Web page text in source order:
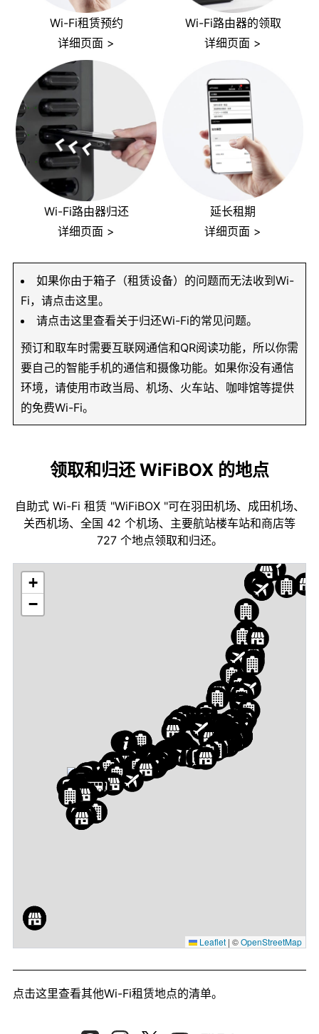
Wi-Fi租赁预约
详细页面 >
Wi-Fi路由器的领取
详细页面 >
Wi-Fi路由器归还
详细页面 >
延长租期
详细页面 >
如果你由于箱子（租赁设备）的问题而无法收到Wi-
Fi，请点击这里。
请点击这里查看关于归还Wi-Fi的常见问题。
预订和取车时需要互联网通信和QR阅读功能，所以你需
要自己的智能手机的通信和摄像功能。如果你没有通信
环境，请使用市政当局、机场、火车站、咖啡馆等提供
的免费Wi-Fi。
领取和归还 WiFiBOX 的地点
自助式 Wi-Fi 租赁 "WiFiBOX "可在羽田机场、成田机场、
关西机场、全国 42 个机场、主要航站楼车站和商店等
727 个地点领取和归还。
+
−
Leaflet | ©OpenStreetMap
点击这里查看其他Wi-Fi租赁地点的清单。